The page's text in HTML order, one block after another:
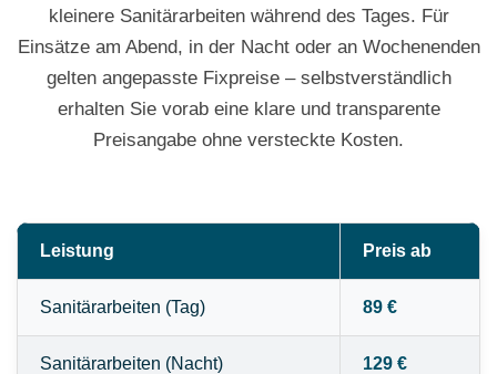
kleinere Sanitärarbeiten während des Tages. Für
Einsätze am Abend, in der Nacht oder an Wochenenden
gelten angepasste Fixpreise – selbstverständlich
erhalten Sie vorab eine klare und transparente
Preisangabe ohne versteckte Kosten.
Leistung Preis ab
Sanitärarbeiten (Tag) 89 €
Sanitärarbeiten (Nacht) 129 €